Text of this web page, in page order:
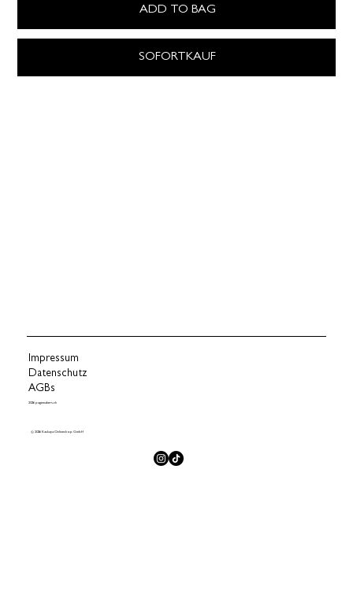
ADD TO BAG
SOFORTKAUF
Impressum
Datenschutz
AGBs
2026 pagemakers.ch
© 2026 Kashaya Onlineshop GmbH